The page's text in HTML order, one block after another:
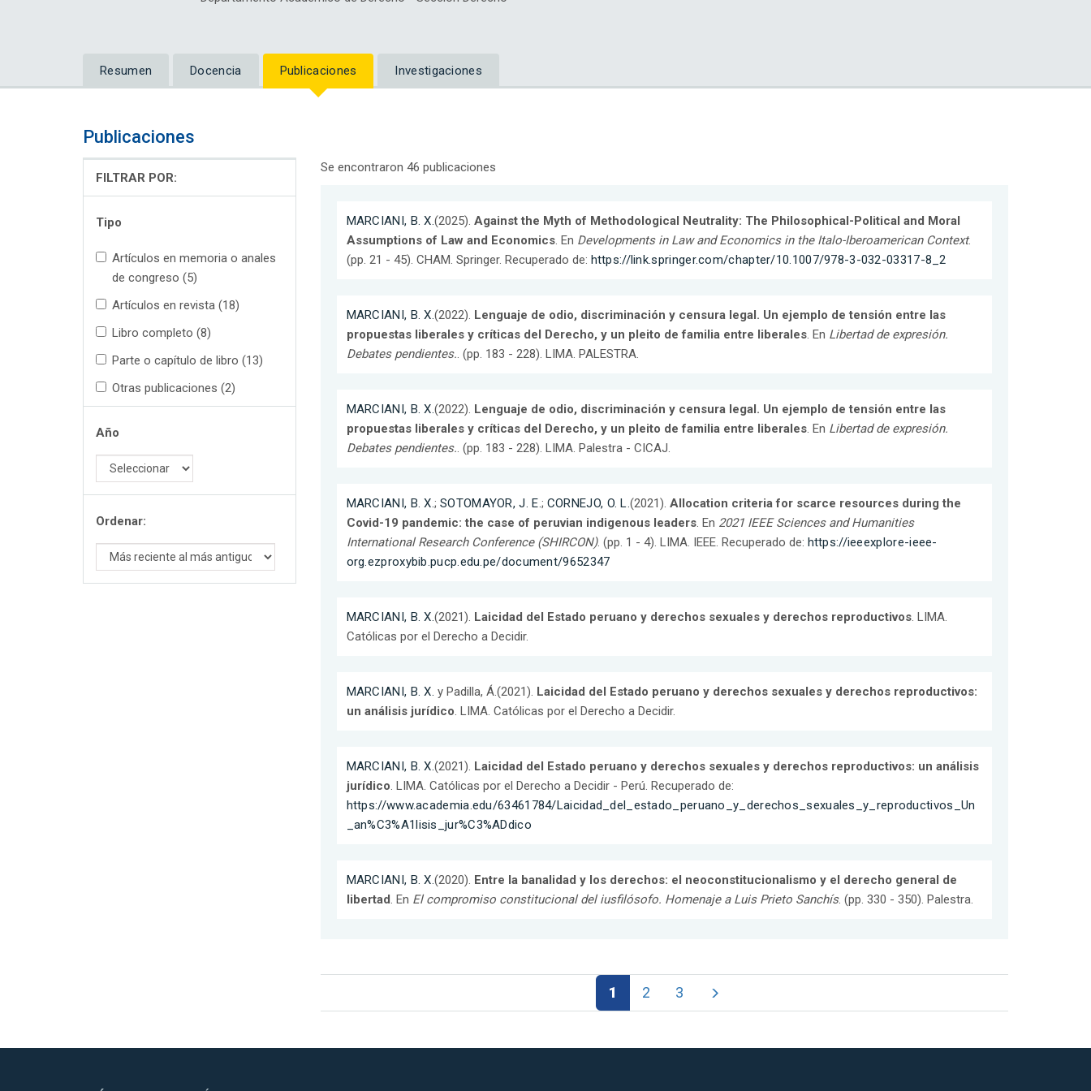
Resumen Docencia Publicaciones Investigaciones
Publicaciones
FILTRAR POR:
Tipo
Artículos en memoria o anales
de congreso (5)
Artículos en revista (18)
Libro completo (8)
Parte o capítulo de libro (13)
Otras publicaciones (2)
Año
Ordenar:
Se encontraron 46 publicaciones
MARCIANI, B. X.(2025). Against the Myth of Methodological Neutrality: The Philosophical-Political and Moral
Assumptions of Law and Economics. En Developments in Law and Economics in the Italo-Iberoamerican Context.
(pp. 21 - 45). CHAM. Springer. Recuperado de: https://link.springer.com/chapter/10.1007/978-3-032-03317-8_2
MARCIANI, B. X.(2022). Lenguaje de odio, discriminación y censura legal. Un ejemplo de tensión entre las
propuestas liberales y críticas del Derecho, y un pleito de familia entre liberales. En Libertad de expresión.
Debates pendientes.. (pp. 183 - 228). LIMA. PALESTRA.
MARCIANI, B. X.(2022). Lenguaje de odio, discriminación y censura legal. Un ejemplo de tensión entre las
propuestas liberales y críticas del Derecho, y un pleito de familia entre liberales. En Libertad de expresión.
Debates pendientes.. (pp. 183 - 228). LIMA. Palestra - CICAJ.
MARCIANI, B. X.; SOTOMAYOR, J. E.; CORNEJO, O. L.(2021).Allocation criteria for scarce resources during the
Covid-19 pandemic: the case of peruvian indigenous leaders. En 2021 IEEE Sciences and Humanities
International Research Conference (SHIRCON). (pp. 1 - 4). LIMA. IEEE. Recuperado de: https://ieeexplore-ieee-
org.ezproxybib.pucp.edu.pe/document/9652347
MARCIANI, B. X.(2021). Laicidad del Estado peruano y derechos sexuales y derechos reproductivos. LIMA.
Católicas por el Derecho a Decidir.
MARCIANI, B. X. y Padilla, Á.(2021). Laicidad del Estado peruano y derechos sexuales y derechos reproductivos:
un análisis jurídico. LIMA. Católicas por el Derecho a Decidir.
MARCIANI, B. X.(2021). Laicidad del Estado peruano y derechos sexuales y derechos reproductivos: un análisis
jurídico. LIMA. Católicas por el Derecho a Decidir - Perú. Recuperado de:
https://www.academia.edu/63461784/Laicidad_del_estado_peruano_y_derechos_sexuales_y_reproductivos_Un
_an%C3%A1lisis_jur%C3%ADdico
MARCIANI, B. X.(2020). Entre la banalidad y los derechos: el neoconstitucionalismo y el derecho general de
libertad. En El compromiso constitucional del iusfilósofo. Homenaje a Luis Prieto Sanchís. (pp. 330 - 350). Palestra.
1 2 3